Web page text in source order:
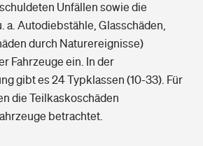
Unfällen sowie die
a. Autodiebstähle, Glasschäden,
durch Naturereignisse)
Fahrzeuge ein. In der
gibt es 24 Typklassen (10-33). Für
die Teilkaskoschäden
betrachtet.